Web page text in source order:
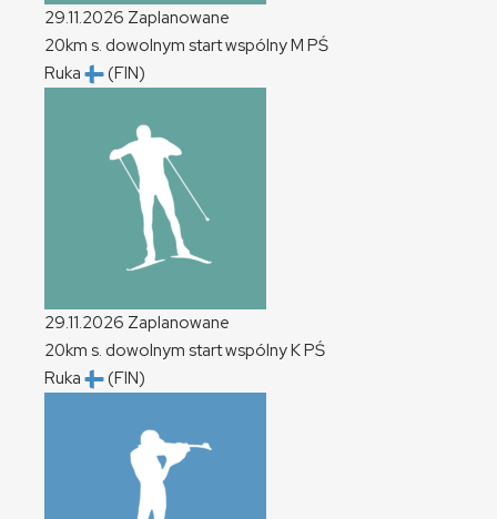
29.11.2026 Zaplanowane
20km s. dowolnym start wspólnyM PŚ
Ruka
(FIN)
29.11.2026 Zaplanowane
20km s. dowolnym start wspólnyKPŚ
Ruka
(FIN)